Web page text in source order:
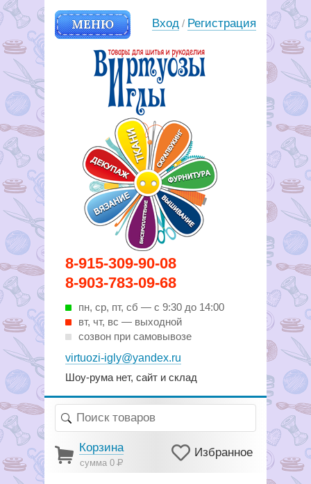
8-915-309-90-08
8-903-783-09-68
пн, ср, пт, cб — с 9:30 до 14:00
вт, чт, вс — выходной
созвон при самовывозе
virtuozi-igly@yandex.ru
Шоу-рума нет, сайт и склад
МЕНЮ
Вирутозы иглы. Товары для
шитья и рукоделья
Вход / Регистрация
Корзина
сумма 0Р
Избранное